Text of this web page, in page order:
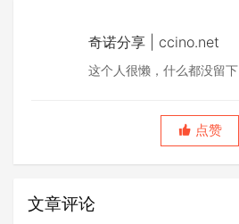
奇诺分享 | ccino.net
这个人很懒，什么都没留下
点赞
文章评论